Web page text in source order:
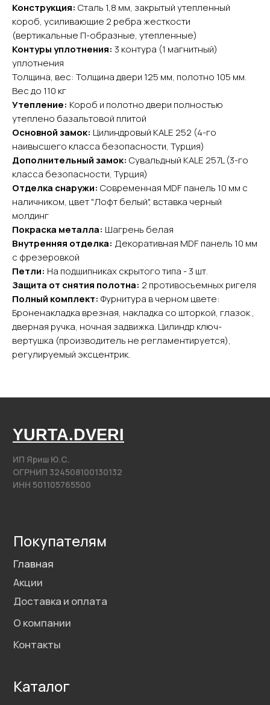
Конструкция: Сталь 1,8 мм, закрытый утепленный
короб, усиливающие 2 ребра жесткости
(вертикальные П-образные, утепленные)
Контуры уплотнения: 3 контура (1 магнитный)
уплотнения
Толщина, вес: Толщина двери 125 мм, полотно 105 мм.
Вес до 110 кг
Утепление: Короб и полотно двери полностью
утеплено базальтовой плитой
Основной замок: Цилиндровый KALE 252 (4-го
наивысшего класса безопасности, Турция)
Дополнительный замок: Сувальдный KALE 257L (3-го
класса безопасности, Турция)
Отделка снаружи: Современная MDF панель 10 мм с
наличником, цвет "Лофт белый", вставка черный
молдинг
Покраска металла: Шагрень белая
Внутренняя отделка: Декоративная MDF панель 10 мм
с фрезеровкой
Петли: На подшипниках скрытого типа - 3 шт.
Защита от снятия полотна: 2 противосъемных ригеля
Полный комплект: Фурнитура в черном цвете:
Броненакладка врезная, накладка со шторкой, глазок ,
дверная ручка, ночная задвижка. Цилиндр ключ-
вертушка (производитель не регламентируется),
регулируемый эксцентрик.
YURTA.DVERI
Контакты
О компании
Доставка и оплата
Акции
Арки
Межкомнатные двери
Входные двери
Главная
+7 (985) 279 63 04
Контакты
Каталог
Покупателям
Разработка сайта
@2020−2025. Все права защищены.
ОГРНИП 324508100130132
ИНН 501105765500